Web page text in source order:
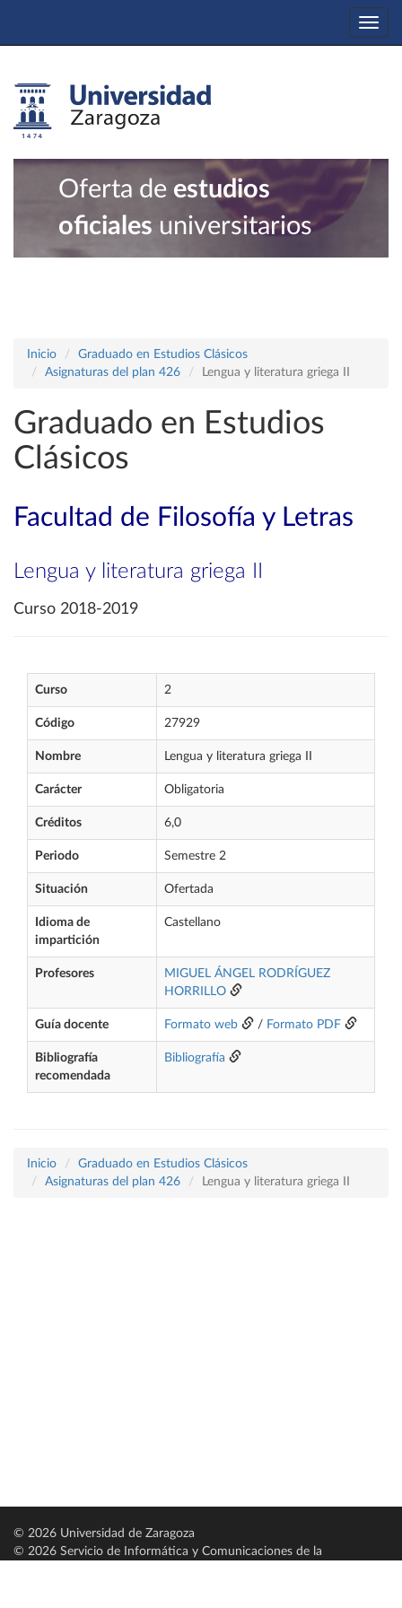
Oferta de estudios
oficiales universitarios
Inicio
Graduado en Estudios Clásicos
Asignaturas del plan 426
Lengua y literatura griega II
Graduado en Estudios
Clásicos
Facultad de Filosofía y Letras
Lengua y literatura griega II
Curso 2018-2019
Curso 2
Código 27929
Nombre Lengua y literatura griega II
Carácter Obligatoria
Créditos 6,0
Periodo Semestre 2
Situación Ofertada
Idioma de
impartición
Castellano
Profesores
MIGUEL ÁNGEL RODRÍGUEZ
HORRILLO
Guía docente Formato web / Formato PDF
Bibliografía
recomendada
Bibliografía
Inicio
Graduado en Estudios Clásicos
Asignaturas del plan 426
Lengua y literatura griega II
© 2026 Universidad de Zaragoza
© 2026 Servicio de Informática y Comunicaciones de la